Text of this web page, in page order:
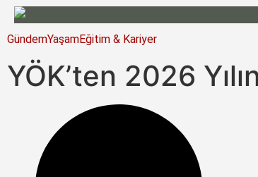
GündemYaşamEğitim & Kariyer
YÖK’ten 2026